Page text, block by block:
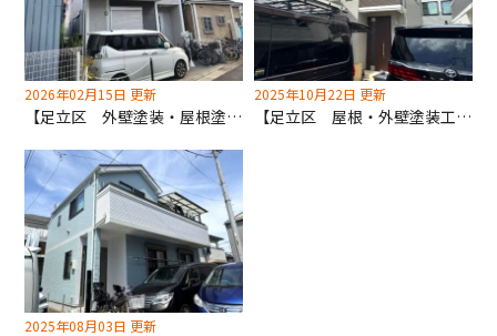
2026年02月15日 更新
【足立区 外壁塗装・屋根塗装工事】当店1番人気の塗料を使用！
2025年10月22日 更新
【足立区 屋根・外壁塗装工事】足立区助成金使用！予算次第で終了！お早めにご検討ください！
2025年08月03日 更新